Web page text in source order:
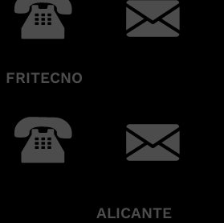
FRITECNO
ALICANTE